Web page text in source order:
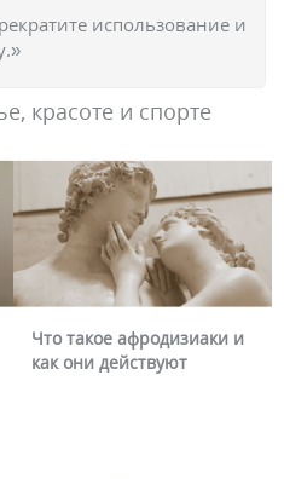
использование и
красоте и спорте
Почему краснеет лицо и
можно ли это убрать